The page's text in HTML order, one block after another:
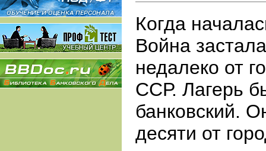
Когда
Война
недалеко от
ССР. Лагерь
банковский.
десяти от